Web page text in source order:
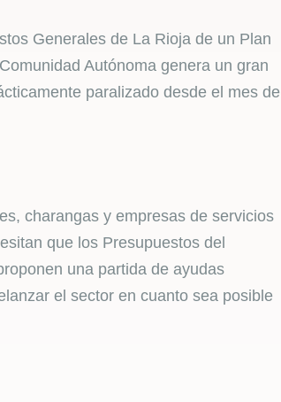
Generales de La Rioja de un Plan
Autónoma genera un gran
paralizado desde el mes de
charangas y empresas de servicios
que los Presupuestos del
una partida de ayudas
el sector en cuanto sea posible